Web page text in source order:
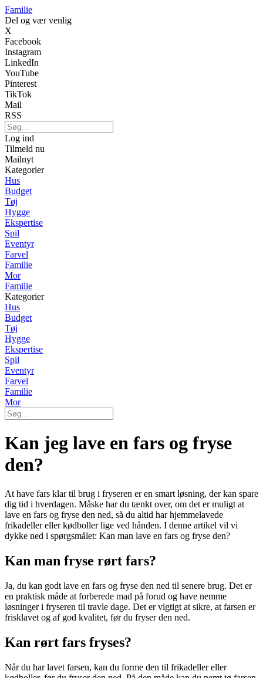
Familie
Del og vær venlig
X
Facebook
Instagram
LinkedIn
YouTube
Pinterest
TikTok
Mail
RSS
Log ind
Tilmeld nu
Mailnyt
Kategorier
Hus
Budget
Tøj
Hygge
Ekspertise
Spil
Eventyr
Farvel
Familie
Mor
Familie
Kategorier
Hus
Budget
Tøj
Hygge
Ekspertise
Spil
Eventyr
Farvel
Familie
Mor
Kan jeg lave en fars og fryse
den?
At have fars klar til brug i fryseren er en smart løsning, der kan spare
dig tid i hverdagen. Måske har du tænkt over, om det er muligt at
lave en fars og fryse den ned, så du altid har hjemmelavede
frikadeller eller kødboller lige ved hånden. I denne artikel vil vi
dykke ned i spørgsmålet: Kan man lave en fars og fryse den?
Kan man fryse rørt fars?
Ja, du kan godt lave en fars og fryse den ned til senere brug. Det er
en praktisk måde at forberede mad på forud og have nemme
løsninger i fryseren til travle dage. Det er vigtigt at sikre, at farsen er
frisklavet og af god kvalitet, før du fryser den ned.
Kan rørt fars fryses?
Når du har lavet farsen, kan du forme den til frikadeller eller